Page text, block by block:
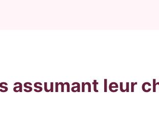
assumant leur